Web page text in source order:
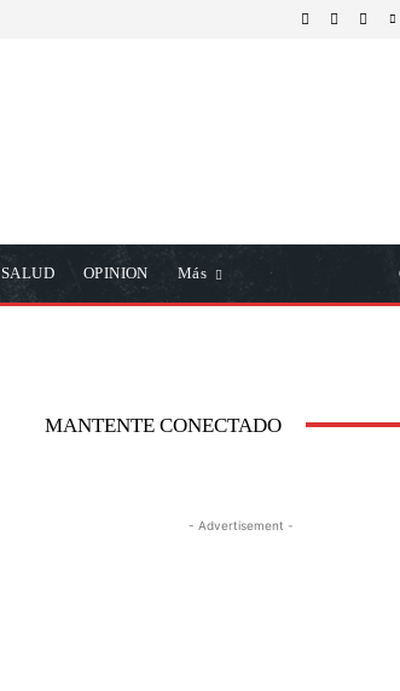
SALUD OPINION Más
MANTENTE CONECTADO
- Advertisement -